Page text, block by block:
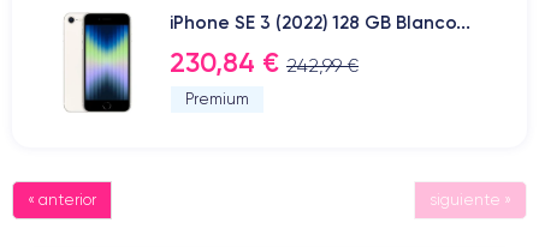
iPhone SE 3 (2022) 128 GB Blanco...
230,84 € 242,99 €
Premium
« anterior siguiente »